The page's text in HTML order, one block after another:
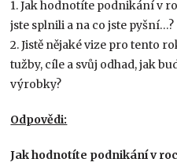
1. Jak hodnotíte podnikání v
jste splnili a na co jste pyšní…?
2. Jistě nějaké vize pro tento
tužby, cíle a svůj odhad, jak
výrobky?
Odpovědi:
Jak hodnotíte podnikání v